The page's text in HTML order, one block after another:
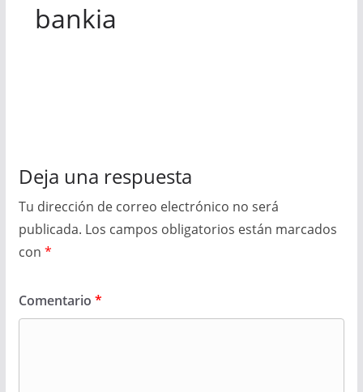
bankia
Deja una respuesta
Tu dirección de correo electrónico no será
publicada. Los campos obligatorios están marcados
con *
Comentario *